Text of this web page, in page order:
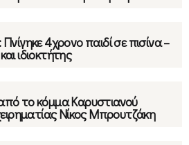
4χρονο παιδί σε πισίνα –
ιδιοκτήτης
το κόμμα Καρυστιανού
Νίκος Μπρουτζάκη